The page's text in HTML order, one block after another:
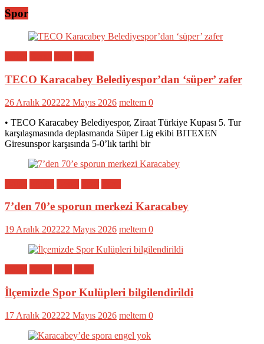
Spor
TECO Karacabey Belediyespor’dan ‘süper’ zafer
26 Aralık 202222 Mayıs 2026 meltem 0
• TECO Karacabey Belediyespor, Ziraat Türkiye Kupası 5. Tur
karşılaşmasında deplasmanda Süper Lig ekibi BITEXEN
Giresunspor karşısında 5-0’lık tarihi bir
7’den 70’e sporun merkezi Karacabey
19 Aralık 202222 Mayıs 2026 meltem 0
İlçemizde Spor Kulüpleri bilgilendirildi
17 Aralık 202222 Mayıs 2026 meltem 0